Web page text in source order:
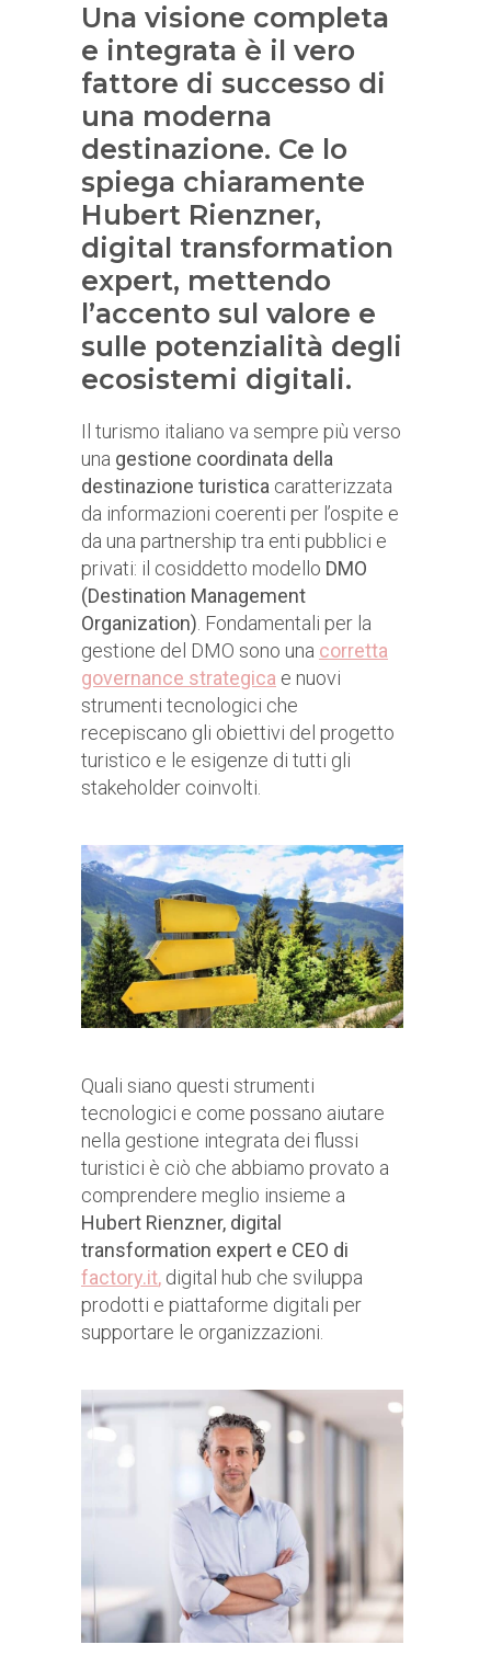
Una visione completa
e integrata è il vero
fattore di successo di
una moderna
destinazione. Ce lo
spiega chiaramente
Hubert Rienzner,
digital transformation
expert, mettendo
l’accento sul valore e
sulle potenzialità degli
ecosistemi digitali.
Il turismo italiano va sempre più verso
una gestione coordinata della
destinazione turistica caratterizzata
da informazioni coerenti per l’ospite e
da una partnership tra enti pubblici e
privati: il cosiddetto modello DMO
(Destination Management
Organization). Fondamentali per la
gestione del DMO sono una corretta
governance strategica e nuovi
strumenti tecnologici che
recepiscano gli obiettivi del progetto
turistico e le esigenze di tutti gli
stakeholder coinvolti.
Quali siano questi strumenti
tecnologici e come possano aiutare
nella gestione integrata dei flussi
turistici è ciò che abbiamo provato a
comprendere meglio insieme a
Hubert Rienzner, digital
transformation expert e CEO di
factory.it, digital hub che sviluppa
prodotti e piattaforme digitali per
supportare le organizzazioni.